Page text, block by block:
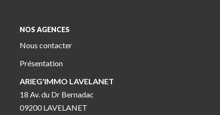
NOS AGENCES
Nous contacter
Présentation
ARIEG'IMMO LAVELANET
18 Av. du Dr Bernadac
09200 LAVELANET